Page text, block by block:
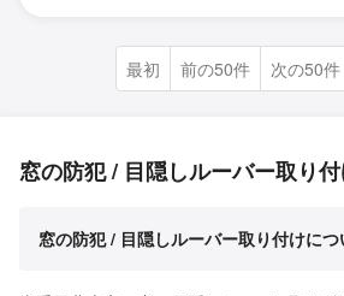
最初 前の50件 次の50件
窓の防犯 / 目隠しルーバー取り
窓の防犯 / 目隠しルーバー取り付けにつ